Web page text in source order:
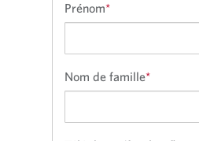
Prénom*
Nom de famille*